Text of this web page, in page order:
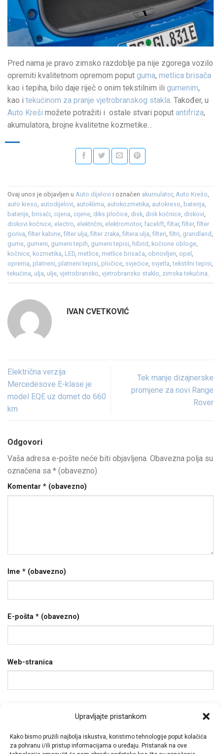
Upravljajte pristankom
Kako bismo pružili najbolja iskustva, koristimo tehnologije poput kolačića
za pohranu i/ili pristup informacijama o uređaju. Pristanak na ove
Pred nama je pravo zimsko razdoblje pa nije zgorega vozilo
opremiti kvalitetnom opremom poput guma, metlica brisača
kao i tepiha, bilo daje riječ o onim tekstilnim ili gumenim,
kao i tekućinom za pranje vjetrobranskog stakla . Također, u
Auto Kreši možete potražiti i ostale stvari poput antifriza,
akumulatora, brojne kvalitetne kozmetike…
Ovaj unos je objavljen u Auto dijelovi i označen akumulator, Auto Krešo
auto kreso autodijelovi autoklima autokozmetika autokreso baterija
baterije brisači cijena cijene diks pločice disk disk kočnice diskovi
diskovi kočnice electro električni elektromotor, facelift ,filtar,filter,filter
goriva ,filter kabine ,filter ulja ,filter zraka ,filtera ulja ,filteri ,filtri grandland
gume gumeni gumeni tepih gumeni tepisi hibrid kočione obloge
kočnice kozmetika LED metlice metlice brisača obnovljen opel
oprema platneni platneni tepisi pločice svjećice svjetla ,tekstilni tepisi
tekućina ulja ulje vjetrobransko vjetrobransko staklo zimska tekućina
IVAN CVETKOVIĆ
Električna verzija
Mercedesove E-klase je
model EQE uz domet do 660
km
Tek manje dizajnerske
promjene za novi Range
Rover
Odgovori
Vaša adresa e-pošte neće biti objavljena. Obavezna polja su
označena sa * (obavezno)
Komentar * (obavezno)
Ime * (obavezno)
E-pošta * (obavezno)
Web-stranica
komentirao.